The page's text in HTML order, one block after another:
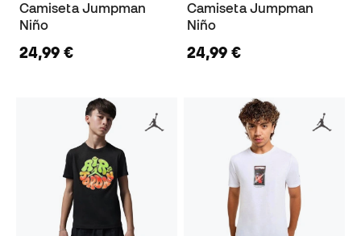
Camiseta Jumpman
Niño
24,99 €
Camiseta Jumpman
Niño
24,99 €